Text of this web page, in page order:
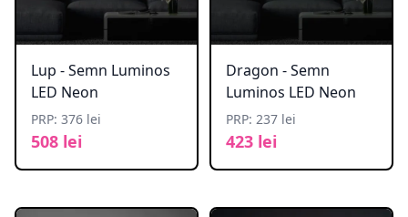
Lup - Semn Luminos
LED Neon
PRP: 376 lei
508 lei
Dragon - Semn
Luminos LED Neon
PRP: 237 lei
423 lei